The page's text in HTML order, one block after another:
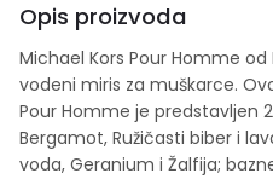
Opis proizvoda
Michael Kors Pour Homme
vodeni miris za muškarce.
Pour Homme je predstavljen
Bergamot, Ružičasti biber i
voda, Geranium i Žalfija;